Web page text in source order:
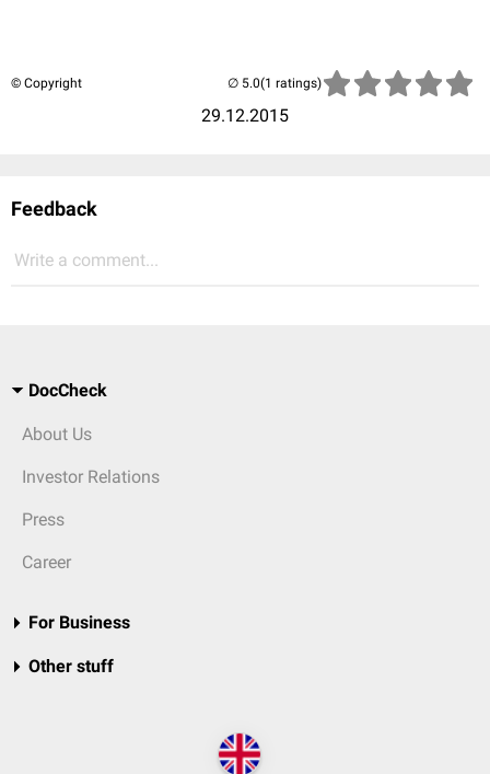
© Copyright
29.12.2015
(1 ratings)
Feedback
Write a comment...
DocCheck
About Us
Investor Relations
Press
Career
For Business
Other stuff